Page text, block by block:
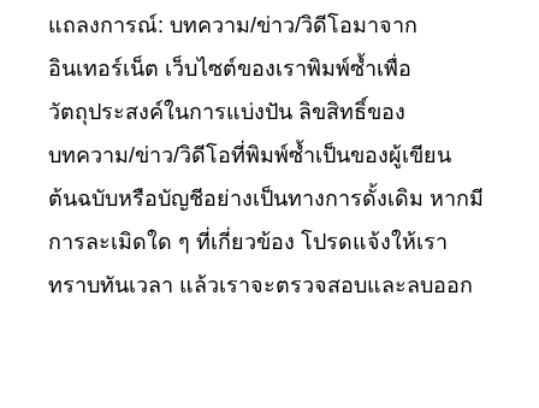
แถลงการณ์: บทความ/ข่าว/วิดีโอมาจาก
อินเทอร์เน็ต เว็บไซต์ของเราพิมพ์ซ้ำเพื่อ
วัตถุประสงค์ในการแบ่งปัน ลิขสิทธิ์ของ
บทความ/ข่าว/วิดีโอที่พิมพ์ซ้ำเป็นของผู้เขียน
ต้นฉบับหรือบัญชีอย่างเป็นทางการดั้งเดิม หากมี
การละเมิดใด ๆ ที่เกี่ยวข้อง โปรดแจ้งให้เรา
ทราบทันเวลา แล้วเราจะตรวจสอบและลบออก